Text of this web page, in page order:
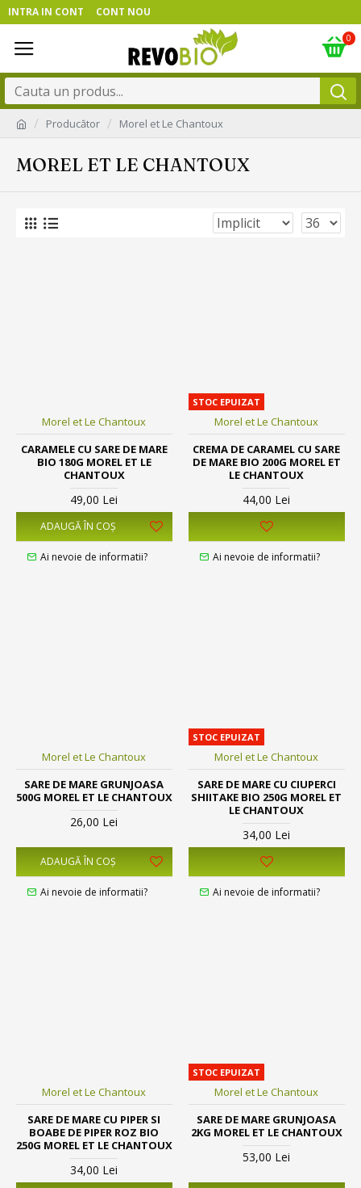
INTRA IN CONT CONT NOU
0
Producător Morel et Le Chantoux
MOREL ET LE CHANTOUX
Morel et Le Chantoux
CARAMELE CU SARE DE MARE
BIO 180G MOREL ET LE
CHANTOUX
49,00 Lei
ADAUGĂ ÎN COŞ
Ai nevoie de informatii?
STOC EPUIZAT
Morel et Le Chantoux
CREMA DE CARAMEL CU SARE
DE MARE BIO 200G MOREL ET
LE CHANTOUX
44,00 Lei
Ai nevoie de informatii?
Morel et Le Chantoux
SARE DE MARE GRUNJOASA
500G MOREL ET LE CHANTOUX
26,00 Lei
ADAUGĂ ÎN COŞ
Ai nevoie de informatii?
STOC EPUIZAT
Morel et Le Chantoux
SARE DE MARE CU CIUPERCI
SHIITAKE BIO 250G MOREL ET
LE CHANTOUX
34,00 Lei
Ai nevoie de informatii?
Morel et Le Chantoux
SARE DE MARE CU PIPER SI
BOABE DE PIPER ROZ BIO
250G MOREL ET LE CHANTOUX
34,00 Lei
STOC EPUIZAT
Morel et Le Chantoux
SARE DE MARE GRUNJOASA
2KG MOREL ET LE CHANTOUX
53,00 Lei